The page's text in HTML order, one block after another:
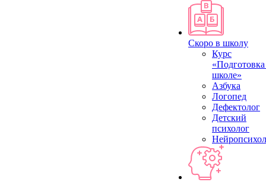
Скоро в школу
Курс
школе»
Азбука
Логопед
Дефектолог
Детский
психолог